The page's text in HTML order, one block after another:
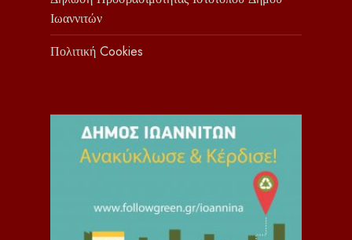
Ιωαννιτών
Πολιτική Cookies